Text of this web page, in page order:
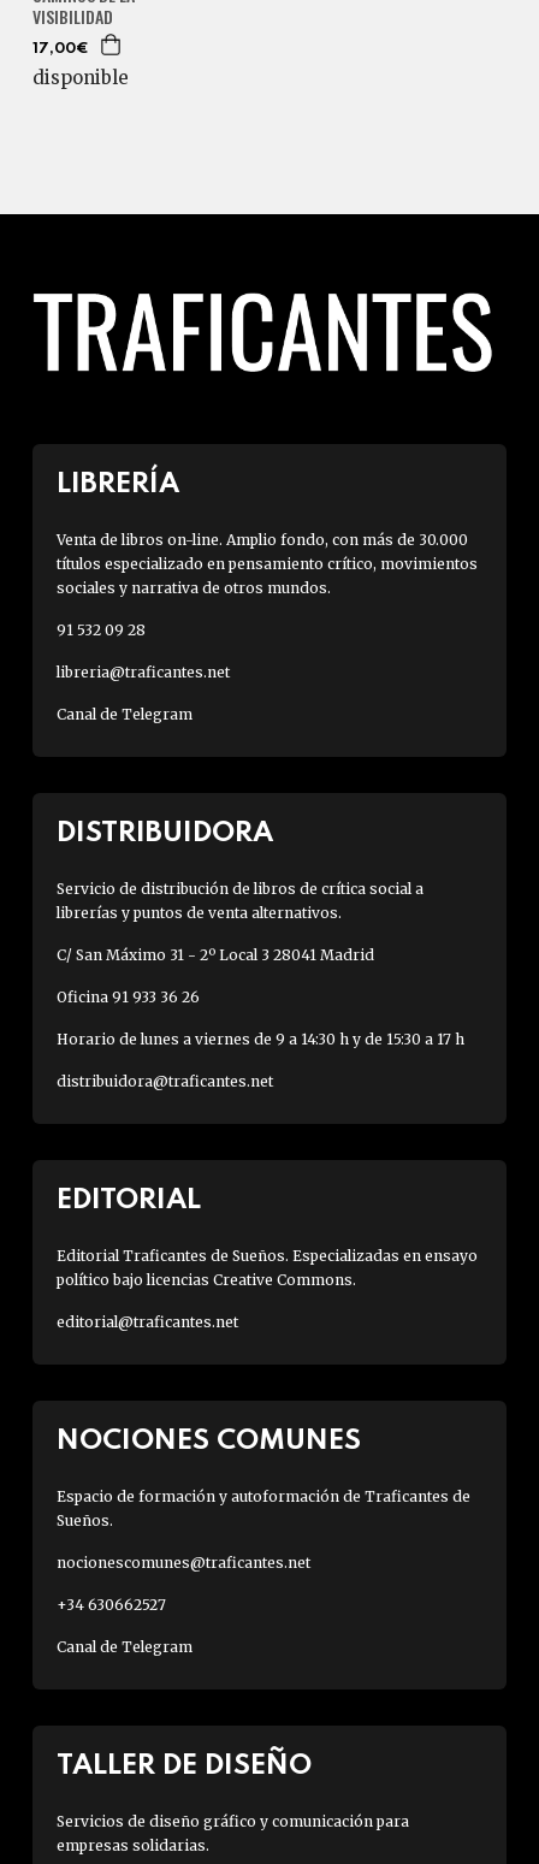
VISIBILIDAD
17,00€
disponible
LIBRERÍA
Venta de libros on-line. Amplio fondo, con más de 30.000
títulos especializado en pensamiento crítico, movimientos
sociales y narrativa de otros mundos.
91 532 09 28
libreria@traficantes.net
Canal de Telegram
DISTRIBUIDORA
Servicio de distribución de libros de crítica social a
librerías y puntos de venta alternativos.
C/ San Máximo 31 - 2º Local 3 28041 Madrid
Oficina 91 933 36 26
Horario de lunes a viernes de 9 a 14:30 h y de 15:30 a 17 h
distribuidora@traficantes.net
EDITORIAL
Editorial Traficantes de Sueños. Especializadas en ensayo
político bajo licencias Creative Commons.
editorial@traficantes.net
NOCIONES COMUNES
Espacio de formación y autoformación de Traficantes de
Sueños.
nocionescomunes@traficantes.net
+34 630662527
Canal de Telegram
TALLER DE DISEÑO
Servicios de diseño gráfico y comunicación para
empresas solidarias.